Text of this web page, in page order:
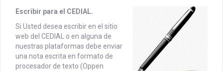
Escribir para el CEDIAL.
Si Usted desea escribir en el sitio
web del CEDIAL o en alguna de
nuestras plataformas debe enviar
una nota escrita en formato de
procesador de texto (Oppen